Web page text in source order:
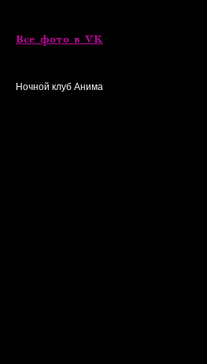
Все фото в VK
Ночной клуб Анима